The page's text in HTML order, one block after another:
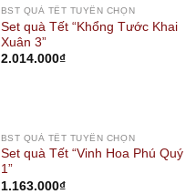
BST QUÀ TẾT TUYỂN CHỌN
Set quà Tết “Khổng Tước Khai
Xuân 3”
2.014.000₫
BST QUÀ TẾT TUYỂN CHỌN
Set quà Tết “Vinh Hoa Phú Quý
1”
1.163.000₫